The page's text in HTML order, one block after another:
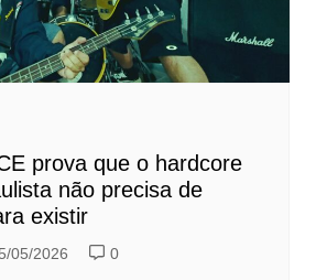
prova que o hardcore
não precisa de
existir
05/2026 0